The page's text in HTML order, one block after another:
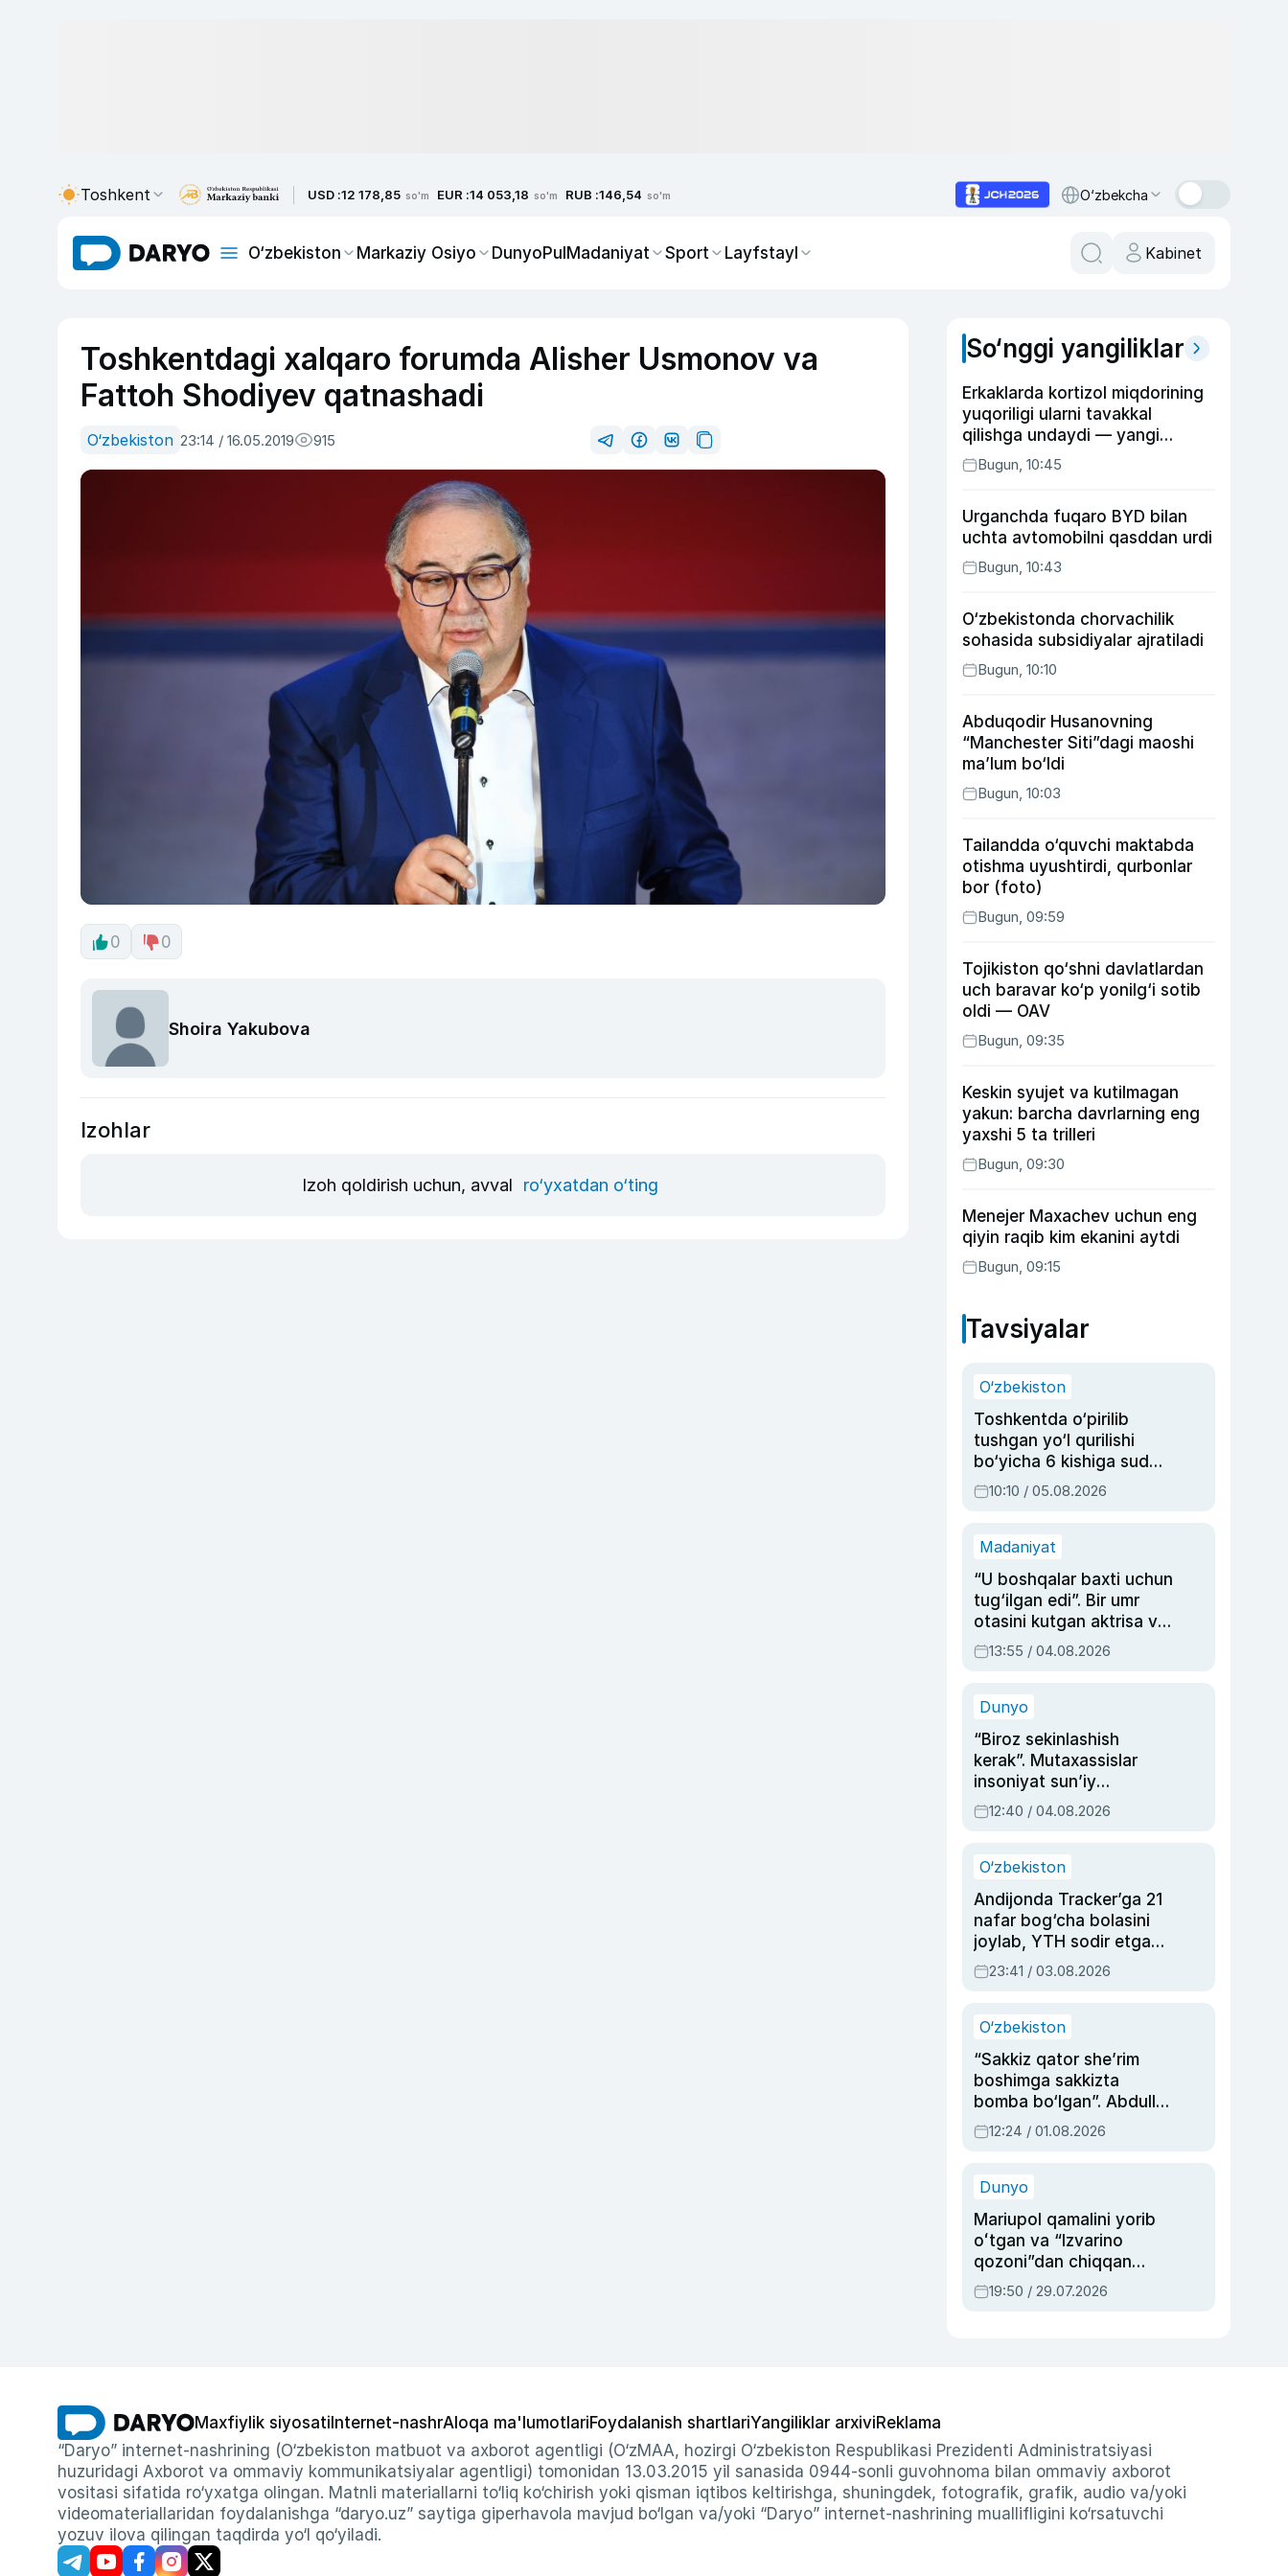
Toshkent USD :12 178,85 so'm EUR :14 053,18 so'm RUB :146,54 so'm O‘zbekcha
O‘zbekiston Markaziy Osiyo DunyoPulMadaniyat Sport Layfstayl Kabinet
Toshkentdagi xalqaro forumda Alisher Usmonov va
Fattoh Shodiyev qatnashadi
O‘zbekiston 23:14 / 16.05.2019 915
0 0
Shoira Yakubova
Izohlar
Izoh qoldirish uchun, avval ro‘yxatdan o‘ting
So‘nggi yangiliklar
Erkaklarda kortizol miqdorining
yuqoriligi ularni tavakkal
qilishga undaydi — yangi
tadqiqot
Bugun, 10:45
Urganchda fuqaro BYD bilan
uchta avtomobilni qasddan urdi
Bugun, 10:43
O‘zbekistonda chorvachilik
sohasida subsidiyalar ajratiladi
Bugun, 10:10
Abduqodir Husanovning
“Manchester Siti”dagi maoshi
ma’lum bo‘ldi
Bugun, 10:03
Tailandda o‘quvchi maktabda
otishma uyushtirdi, qurbonlar
bor (foto)
Bugun, 09:59
Tojikiston qo‘shni davlatlardan
uch baravar ko‘p yonilg‘i sotib
oldi — OAV
Bugun, 09:35
Keskin syujet va kutilmagan
yakun: barcha davrlarning eng
yaxshi 5 ta trilleri
Bugun, 09:30
Menejer Maxachev uchun eng
qiyin raqib kim ekanini aytdi
Bugun, 09:15
Tavsiyalar
O‘zbekiston
Toshkentda o‘pirilib
tushgan yo‘l qurilishi
bo‘yicha 6 kishiga sud
hukmi o‘qildi
10:10 / 05.08.2026
Madaniyat
“U boshqalar baxti uchun
tug‘ilgan edi”. Bir umr
otasini kutgan aktrisa va
dublyaj ustasi Rimma
Ahmedovaning
13:55 / 04.08.2026
Dunyo
“Biroz sekinlashish
kerak”. Mutaxassislar
insoniyat sun’iy
intellektni boshqara
olmay qolishidan xavotir
12:40 / 04.08.2026
O‘zbekiston
Andijonda Tracker’ga 21
nafar bog‘cha bolasini
joylab, YTH sodir etgan
ayolga sud hukmi o‘qildi
23:41 / 03.08.2026
O‘zbekiston
“Sakkiz qator she’rim
boshimga sakkizta
bomba bo‘lgan”. Abdulla
Oripovni siyosiy
ayblovlardan asrab
12:24 / 01.08.2026
Dunyo
Mariupol qamalini yorib
oʻtgan va “Izvarino
qozoni”dan chiqqan
qahramon — Ukraina
armiyasi bosh
19:50 / 29.07.2026
Maxfiylik siyosati Internet-nashrAloqa ma'lumotlariFoydalanish shartlariYangiliklar arxiviReklama
“Daryo” internet-nashrining (O‘zbekiston matbuot va axborot agentligi (O‘zMAA, hozirgi O‘zbekiston Respublikasi Prezidenti Administratsiyasi
huzuridagi Axborot va ommaviy kommunikatsiyalar agentligi) tomonidan 13.03.2015 yil sanasida 0944-sonli guvohnoma bilan ommaviy axborot
vositasi sifatida ro‘yxatga olingan. Matnli materiallarni to‘liq ko‘chirish yoki qisman iqtibos keltirishga, shuningdek, fotografik, grafik, audio va/yoki
videomateriallaridan foydalanishga “daryo.uz” saytiga giperhavola mavjud bo‘lgan va/yoki “Daryo” internet-nashrining muallifligini ko‘rsatuvchi
yozuv ilova qilingan taqdirda yo‘l qo‘yiladi.